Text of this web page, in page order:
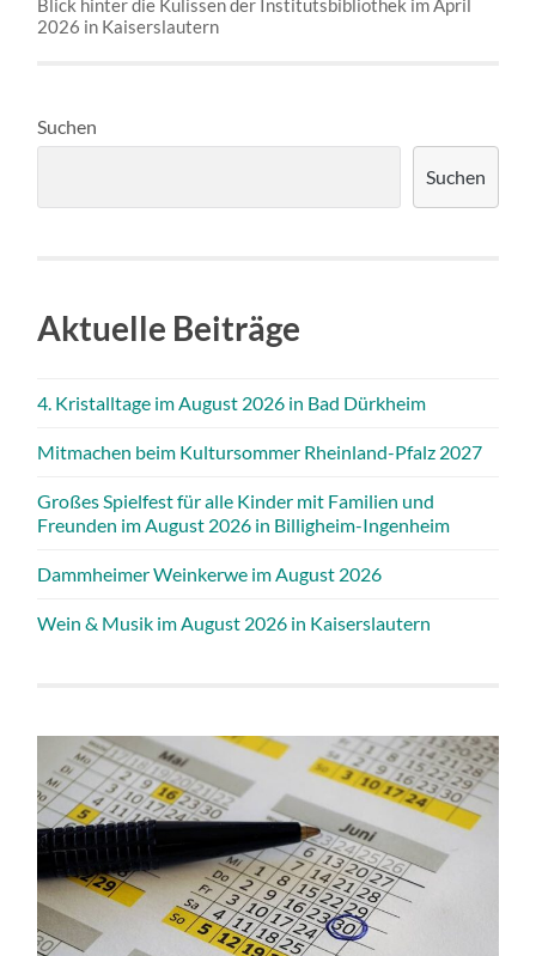
Blick hinter die Kulissen der Institutsbibliothek im April
2026 in Kaiserslautern
Suchen
Suchen
Aktuelle Beiträge
4. Kristalltage im August 2026 in Bad Dürkheim
Mitmachen beim Kultursommer Rheinland-Pfalz 2027
Großes Spielfest für alle Kinder mit Familien und
Freunden im August 2026 in Billigheim-Ingenheim
Dammheimer Weinkerwe im August 2026
Wein & Musik im August 2026 in Kaiserslautern